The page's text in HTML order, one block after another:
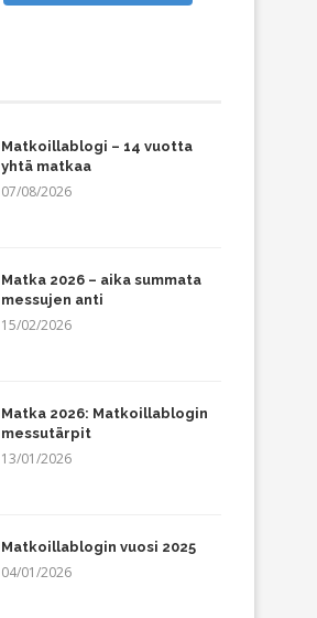
Matkoillablogi – 14 vuotta
yhtä matkaa
07/08/2026
Matka 2026 – aika summata
messujen anti
15/02/2026
Matka 2026: Matkoillablogin
messutärpit
13/01/2026
Matkoillablogin vuosi 2025
04/01/2026